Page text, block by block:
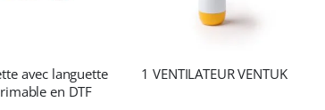
avec languette
en DTF
1 VENTILATEUR VENTUK
À partir de 6,50 €